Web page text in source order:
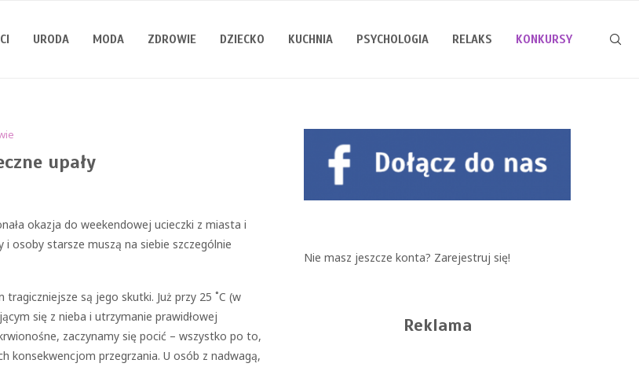
URODA MODA ZDROWIE DZIECKO KUCHNIA PSYCHOLOGIA RELAKS KONKURSY
upały
okazja do weekendowej ucieczki z miasta i
osoby starsze muszą na siebie szczególnie
są jego skutki. Już przy 25 ˚C (w
się z nieba i utrzymanie prawidłowej
zaczynamy się pocić – wszystko po to,
konsekwencjom przegrzania. U osób z nadwagą,
Nie masz jeszcze konta? Zarejestruj się!
Reklama